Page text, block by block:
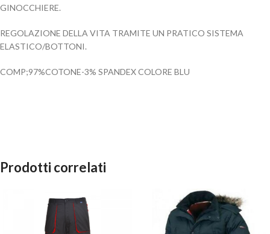
GINOCCHIERE.
REGOLAZIONE DELLA VITA TRAMITE UN PRATICO SISTEMA
ELASTICO/BOTTONI.
COMP;97%COTONE-3% SPANDEX COLORE BLU
Prodotti correlati